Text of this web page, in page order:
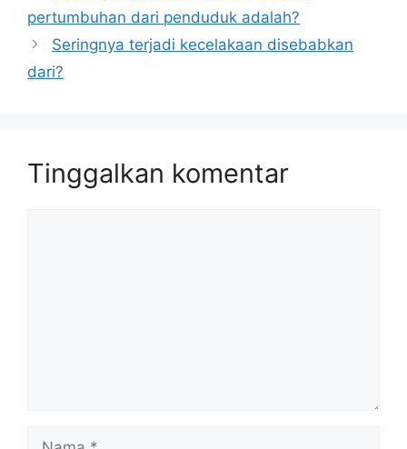
pertumbuhan dari penduduk adalah?
Seringnya terjadi kecelakaan disebabkan
dari?
Tinggalkan komentar